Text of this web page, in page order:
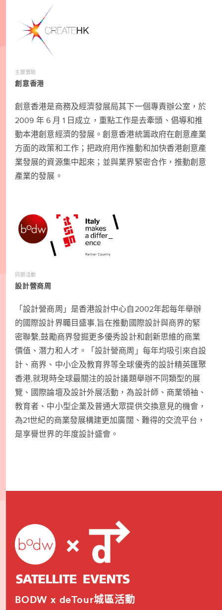
主要贊助
創意香港
創意香港是商務及經濟發展局其下一個專責辦公室，於
2009 年 6 月 1 日成立，重點工作是去牽頭、倡導和推
動本港創意經濟的發展。創意香港統籌政府在創意產業
方面的政策和工作；把政府用作推動和加快香港創意產
業發展的資源集中起來；並與業界緊密合作，推動創意
產業的發展。
同期活動
設計營商周
「設計營商周」是香港設計中心自2002年起每年舉辦
的國際設計界矚目盛事,旨在推動國際設計與商界的緊
密聯繫,鼓勵商界發掘更多優秀設計和創新思維的商業
價值、潛力和人才。「設計營商周」每年均吸引來自設
計、商界、中小企及教育界等全球優秀的設計精英匯聚
香港,就現時全球最關注的設計議題舉辦不同類型的展
覽、國際論壇及設計外展活動，為設計師、商業領袖、
教育者、中小型企業及普通大眾提供交換意見的機會，
為21世紀的商業發展構建更加廣闊、難得的交流平台，
是享譽世界的年度設計盛會。
BODW x deTour城區活動